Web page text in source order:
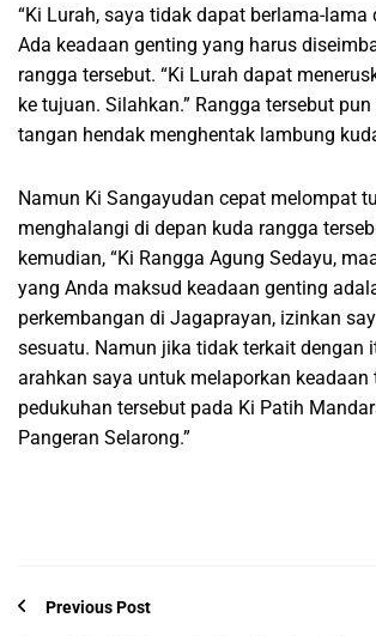
“Ki Lurah, saya tidak dapat berlama-lama
Ada keadaan genting yang harus
rangga tersebut. “Ki Lurah dapat
ke tujuan. Silahkan.” Rangga tersebut
tangan hendak menghentak lambung
Namun Ki Sangayudan cepat melompat
menghalangi di depan kuda rangga
kemudian, “Ki Rangga Agung Sedayu,
yang Anda maksud keadaan genting
perkembangan di Jagaprayan, izinkan
sesuatu. Namun jika tidak terkait dengan
arahkan saya untuk melaporkan keadaan
pedukuhan tersebut pada Ki Patih
Pangeran Selarong.”
Previous Post